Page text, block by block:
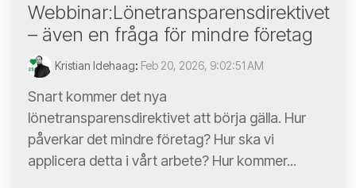
Webbinar:Lönetransparensdirektivet
– även en fråga för mindre företag
Kristian Idehaag: Feb 20, 2026, 9:02:51 AM
Snart kommer det nya
lönetransparensdirektivet att börja gälla. Hur
påverkar det mindre företag? Hur ska vi
applicera detta i vårt arbete? Hur kommer...